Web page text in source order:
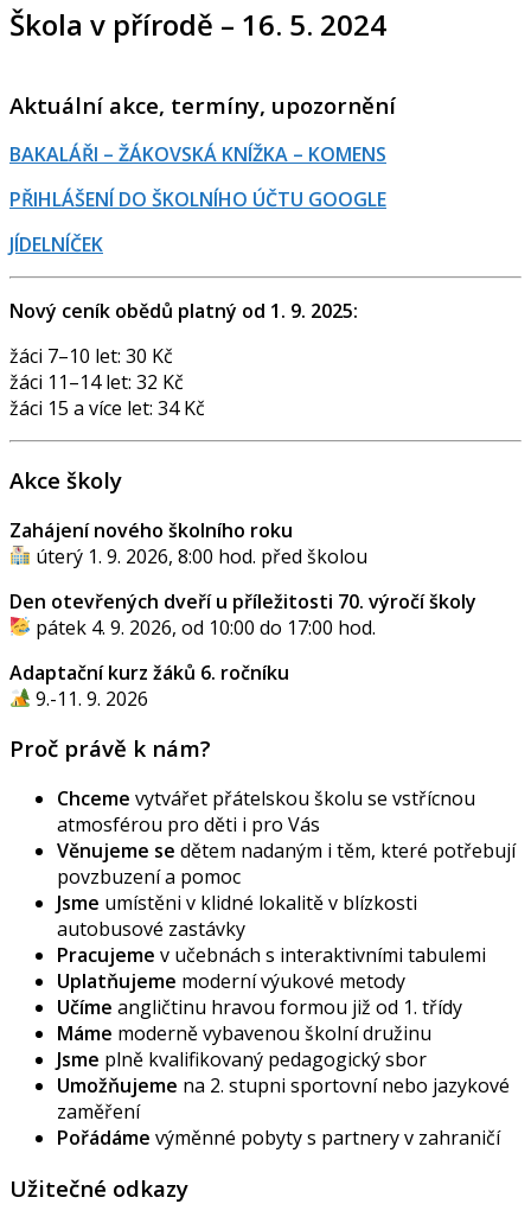
Škola v přírodě – 16. 5. 2024
Aktuální akce, termíny, upozornění
BAKALÁŘI – ŽÁKOVSKÁ KNÍŽKA – KOMENS
PŘIHLÁŠENÍ DO ŠKOLNÍHO ÚČTU GOOGLE
JÍDELNÍČEK
Nový ceník obědů platný od 1. 9. 2025:
žáci 7–10 let: 30 Kč
žáci 11–14 let: 32 Kč
žáci 15 a více let: 34 Kč
Akce školy
Zahájení nového školního roku
úterý 1. 9. 2026, 8:00 hod. před školou
Den otevřených dveří u příležitosti 70. výročí školy
pátek 4. 9. 2026, od 10:00 do 17:00 hod.
Adaptační kurz žáků 6. ročníku
9.-11. 9. 2026
Proč právě k nám?
Chceme vytvářet přátelskou školu se vstřícnou
atmosférou pro děti i pro Vás
Věnujeme se dětem nadaným i těm, které potřebují
povzbuzení a pomoc
Jsme umístěni v klidné lokalitě v blízkosti
autobusové zastávky
Pracujeme v učebnách s interaktivními tabulemi
Uplatňujeme moderní výukové metody
Učíme angličtinu hravou formou již od 1. třídy
Máme moderně vybavenou školní družinu
Jsme plně kvalifikovaný pedagogický sbor
Umožňujeme na 2. stupni sportovní nebo jazykové
zaměření
Pořádáme výměnné pobyty s partnery v zahraničí
Užitečné odkazy